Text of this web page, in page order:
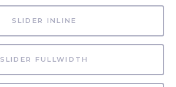
SLIDER INLINE
SLIDER FULLWIDTH